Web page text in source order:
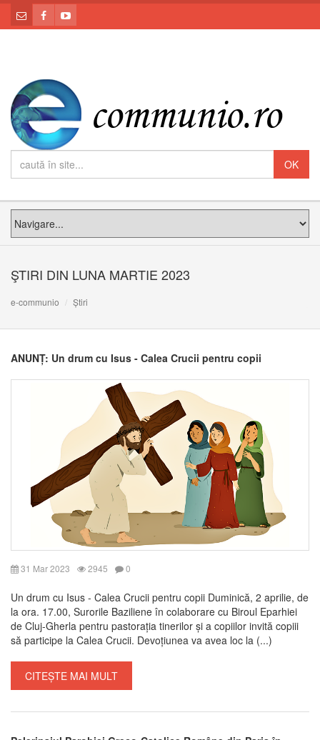
ŞTIRI DIN LUNA MARTIE 2023
e-communio Știri
ANUNȚ: Un drum cu Isus - Calea Crucii pentru copii
31 Mar 2023 2945 0
Un drum cu Isus - Calea Crucii pentru copii Duminică, 2 aprilie, de
la ora. 17.00, Surorile Baziliene în colaborare cu Biroul Eparhiei
de Cluj-Gherla pentru pastorația tinerilor și a copiilor invită copiii
să participe la Calea Crucii. Devoțiunea va avea loc la (...)
CITEȘTE MAI MULT